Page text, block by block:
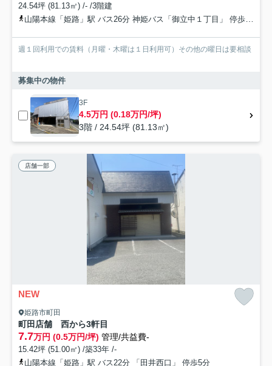
24.54坪 (81.13㎡) /- /3階建
山陽本線「姫路」駅 バス26分 神姫バス「御立中１丁目」 停歩1分
週１回利用での賃料（月曜・木曜は１日利用可）その他の曜日は要相談
募集中の物件
3F
4.5万円 (0.18万円/坪)
3階 / 24.54坪 (81.13㎡)
店舗一部
NEW
姫路市町田
町田店舗 西から3軒目
7.7万円 (0.5万円/坪) 管理/共益費-
15.42坪 (51.00㎡) /築33年 /-
山陽本線「姫路」駅 バス22分 「田井西口」 停歩5分